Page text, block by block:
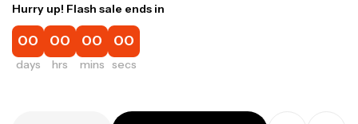
Hurry up! Flash sale ends in
00
days
00
hrs
00
mins
00
secs